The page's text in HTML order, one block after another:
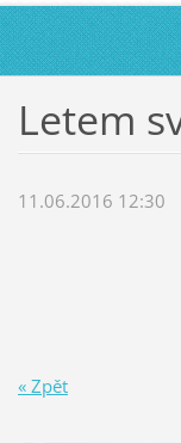
Letem
11.06.2016 12:30
« Zpět